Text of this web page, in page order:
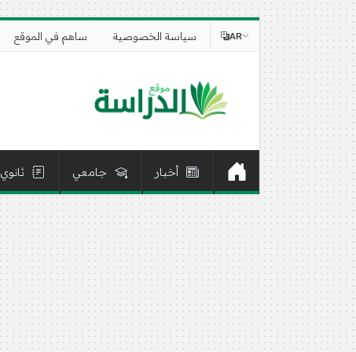
سياسة الخصوصية ساهم في الموقع AR
أخبار جامعي ثانوي